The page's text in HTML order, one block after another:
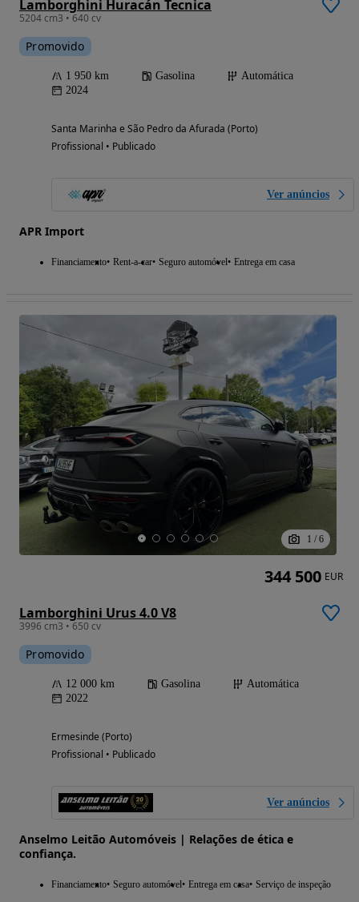
Lamborghini Huracán Tecnica
5204 cm3 • 640 cv
Promovido
1 950 km Gasolina
Automática
2024
Santa Marinha e São Pedro da Afurada (Porto)
Profissional • Publicado
Ver anúncios
APR Import
Financiamento Rent-a-car Seguro automóvel Entrega em casa
1 / 6
Lamborghini Urus 4.0 V8
3996 cm3 • 650 cv
Promovido
12 000 km Gasolina
Automática
2022
Ermesinde (Porto)
Profissional • Publicado
Ver anúncios
Anselmo Leitão Automóveis | Relações de ética e
confiança.
Financiamento Seguro automóvel Entrega em casa Serviço de inspeção
344 500 EUR